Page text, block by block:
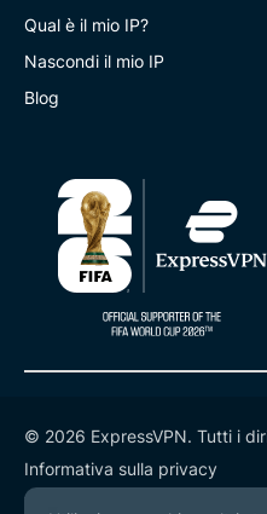
Qual è il mio IP?
Nascondi il mio IP
Blog
© 2026 ExpressVPN. Tutti i
Informativa sulla privacy
Termini di servizio